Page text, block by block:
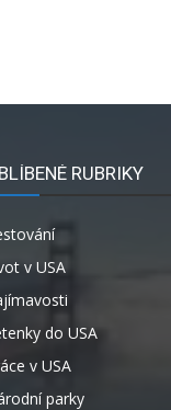
RUBRIKY
v USA
do USA
v USA
parky